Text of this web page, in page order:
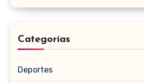
Categorías
Deportes